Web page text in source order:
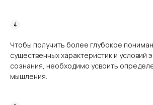
Чтобы получить более глубокое
существенных характеристик и условий
сознания, необходимо усвоить
мышления.